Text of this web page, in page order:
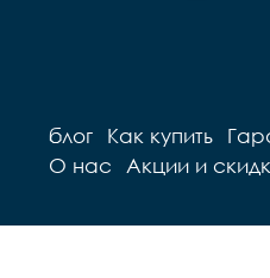
блог Как купить
О нас
Акции и